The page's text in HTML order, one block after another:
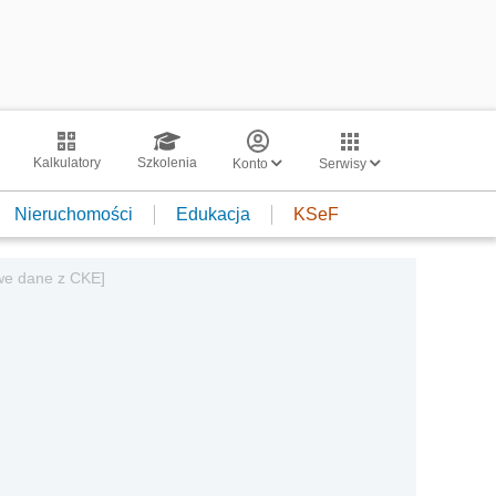
Kalkulatory Szkolenia Konto Serwisy
Nieruchomości Edukacja KSeF
dane z CKE]